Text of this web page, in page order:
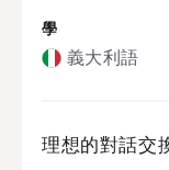
學
義大利語
理想的對話交